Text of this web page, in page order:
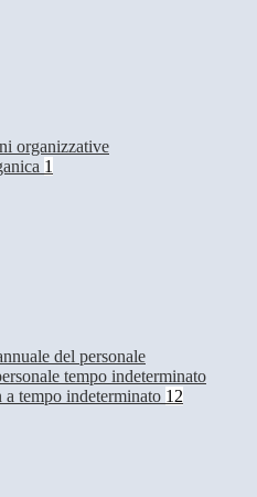
organizzative
1
del personale
tempo indeterminato
a tempo indeterminato 12